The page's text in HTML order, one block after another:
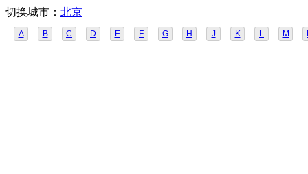
切换城市： 北京
A B C D E F G H J K L M